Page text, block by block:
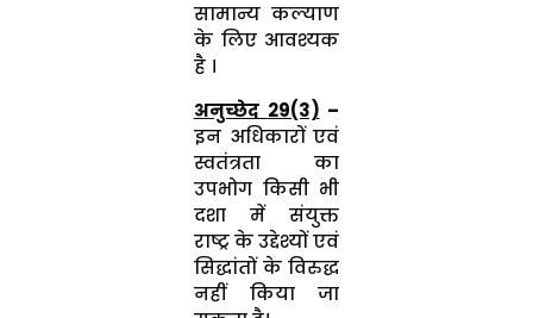
सामान्य कल्याण
के लिए आवश्यक
है ।
अनुच्छेद 29(3) –
इन अधिकारों एवं
स्वतंत्रता का
उपभोग किसी भी
दशा में संयुक्त
राष्ट्र के उद्देश्यों एवं
सिद्धांतों के विरुद्ध
नहीं किया जा